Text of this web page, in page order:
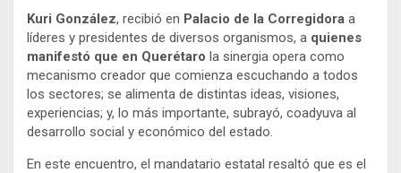
Kuri González, recibió en Palacio de la Corregidora a
líderes y presidentes de diversos organismos, a quienes
manifestó que en Querétaro la sinergia opera como
mecanismo creador que comienza escuchando a todos
los sectores; se alimenta de distintas ideas, visiones,
experiencias; y, lo más importante, subrayó, coadyuva al
desarrollo social y económico del estado.
En este encuentro, el mandatario estatal resaltó que es el